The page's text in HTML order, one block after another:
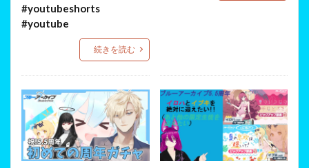
#youtubeshorts
#youtube
続きを読む